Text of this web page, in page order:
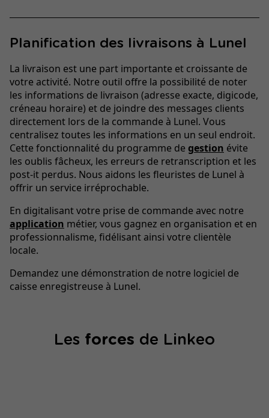
Planification des livraisons à Lunel
La livraison est une part importante et croissante de
votre activité. Notre outil offre la possibilité de noter
les informations de livraison (adresse exacte, digicode,
créneau horaire) et de joindre des messages clients
directement lors de la commande à Lunel. Vous
centralisez toutes les informations en un seul endroit.
Cette fonctionnalité du programme de gestion évite
les oublis fâcheux, les erreurs de retranscription et les
post-it perdus. Nous aidons les fleuristes de Lunel à
offrir un service irréprochable.
En digitalisant votre prise de commande avec notre
application métier, vous gagnez en organisation et en
professionnalisme, fidélisant ainsi votre clientèle
locale.
Demandez une démonstration de notre logiciel de
caisse enregistreuse à Lunel.
Les forces de Linkeo